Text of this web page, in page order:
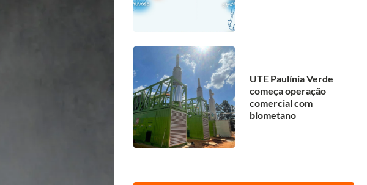
UTE Paulínia Verde
começa operação
comercial com
biometano